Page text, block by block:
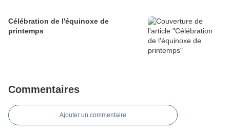
Célébration de l'équinoxe de
printemps
Commentaires
Ajouter un commentaire